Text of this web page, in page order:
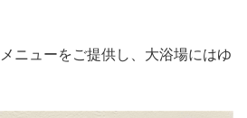
ニューをご提供し、大浴場にはゆ